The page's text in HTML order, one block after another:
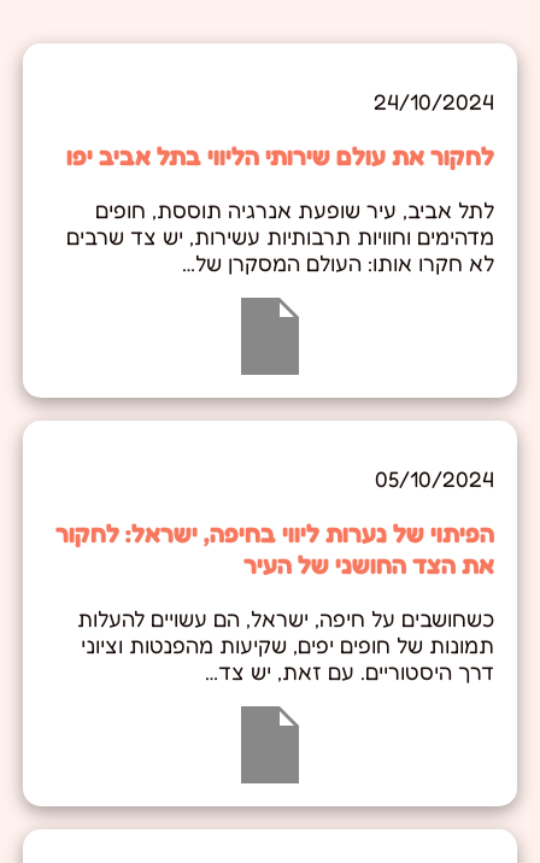
24/10/2024
לחקור את עולם שירותי הליווי בתל אביב יפו
לתל אביב, עיר שופעת אנרגיה תוססת, חופים
מדהימים וחוויות תרבותיות עשירות, יש צד שרבים
לא חקרו אותו: העולם המסקרן של…
05/10/2024
הפיתוי של נערות ליווי בחיפה, ישראל: לחקור
את הצד החושני של העיר
כשחושבים על חיפה, ישראל, הם עשויים להעלות
תמונות של חופים יפים, שקיעות מהפנטות וציוני
דרך היסטוריים. עם זאת, יש צד…